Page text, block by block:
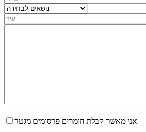
אני מאשר קבלת חומרים פרסומים מגטר